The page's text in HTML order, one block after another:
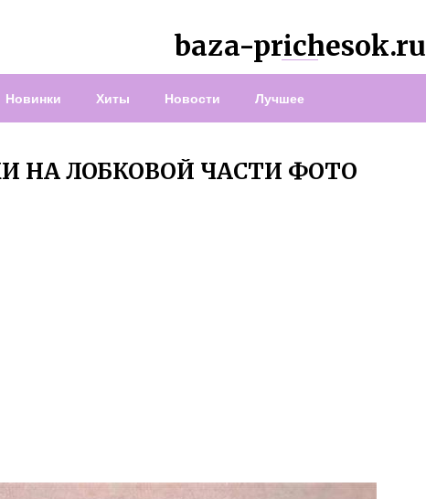
baza-prichesok.ru
Новинки Хиты Новости Лучшее
НА ЛОБКОВОЙ ЧАСТИ ФОТО